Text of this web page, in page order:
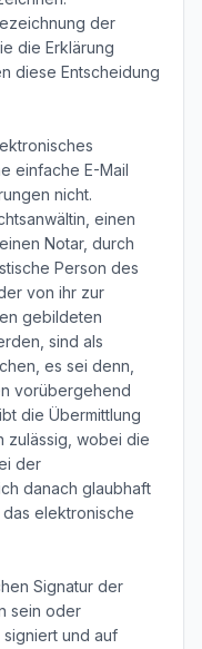
der
die Erklärung
diese Entscheidung
einfache E-Mail
nicht.
einen
Notar, durch
Person des
von ihr zur
gebildeten
sind als
es sei denn,
vorübergehend
die Übermittlung
zulässig, wobei die
der
danach glaubhaft
elektronische
Signatur der
sein oder
und auf